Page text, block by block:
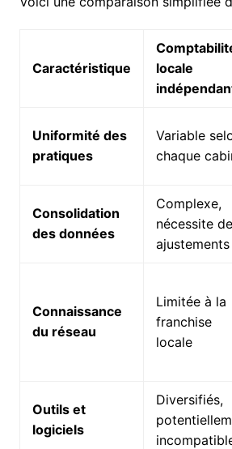
Caractéristique
locale
Uniformité des
pratiques
Variable
chaque
Consolidation
des données
Complexe,
nécessite
ajustements
Connaissance
du réseau
Limitée à la
franchise
locale
Outils et
logiciels
Diversifiés,